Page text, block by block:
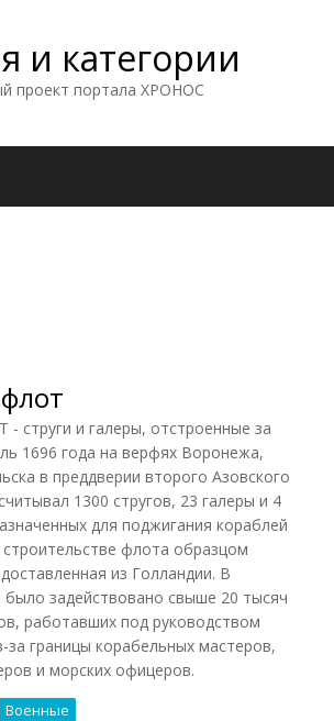
и категории
проект портала ХРОНОС
и галеры, отстроенные за
1696 года на верфях Воронежа,
в преддверии второго Азовского
1300 стругов, 23 галеры и 4
для поджигания кораблей
флота образцом
из Голландии. В
было задействовано свыше 20 тысяч
работавших под руководством
за границы корабельных мастеров,
и морских офицеров.
Военные